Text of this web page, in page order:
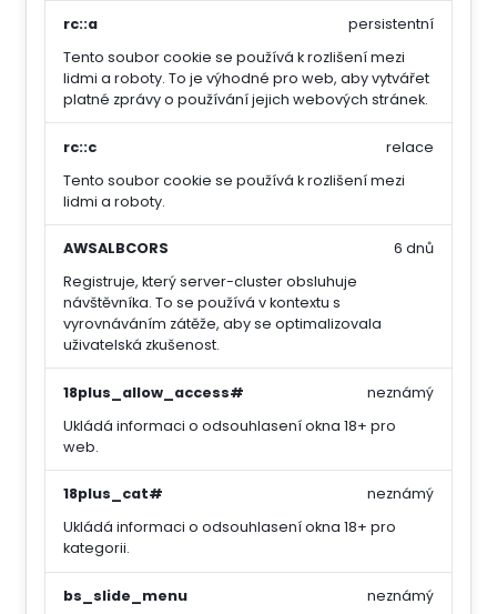
rc::a
Tento soubor cookie se používá k rozlišení mezi
lidmi a roboty. To je výhodné pro web, aby vytvářet
platné zprávy o používání jejich webových stránek.
persistentní
rc::c
Tento soubor cookie se používá k rozlišení mezi
lidmi a roboty.
relace
AWSALBCORS
Registruje, který server-cluster obsluhuje
návštěvníka. To se používá v kontextu s
vyrovnáváním zátěže, aby se optimalizovala
uživatelská zkušenost.
6 dnů
18plus_allow_access#
Ukládá informaci o odsouhlasení okna 18+ pro
web.
neznámý
18plus_cat#
Ukládá informaci o odsouhlasení okna 18+ pro
kategorii.
neznámý
bs_slide_menu neznámý